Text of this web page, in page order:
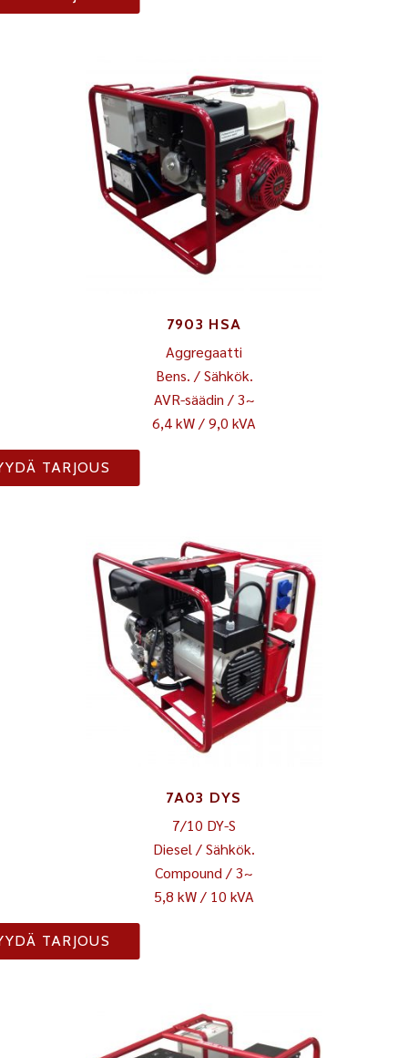
7903 HSA
Aggregaatti
Bens. / Sähkök.
AVR-säädin / 3~
6,4 kW / 9,0 kVA
TARJOUS
7A03 DYS
7/10 DY-S
Diesel / Sähkök.
Compound / 3~
5,8 kW / 10 kVA
TARJOUS